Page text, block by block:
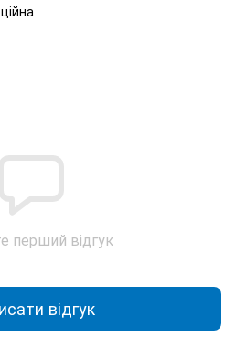
перший відгук
відгук